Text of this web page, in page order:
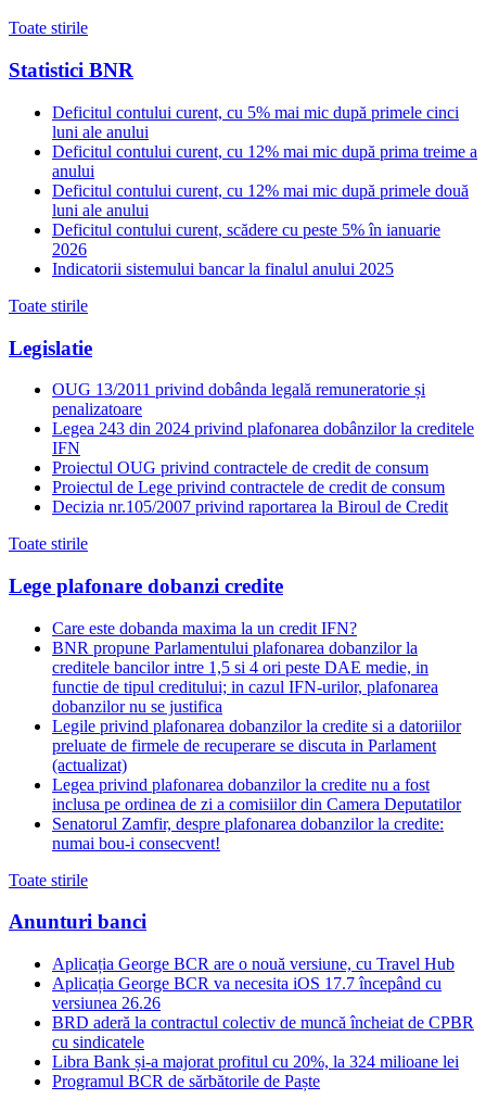
Toate stirile
Statistici BNR
Deficitul contului curent, cu 5% mai mic după primele cinci
luni ale anului
Deficitul contului curent, cu 12% mai mic după prima treime a
anului
Deficitul contului curent, cu 12% mai mic după primele două
luni ale anului
Deficitul contului curent, scădere cu peste 5% în ianuarie
2026
Indicatorii sistemului bancar la finalul anului 2025
Toate stirile
Legislatie
OUG 13/2011 privind dobânda legală remuneratorie și
penalizatoare
Legea 243 din 2024 privind plafonarea dobânzilor la creditele
IFN
Proiectul OUG privind contractele de credit de consum
Proiectul de Lege privind contractele de credit de consum
Decizia nr.105/2007 privind raportarea la Biroul de Credit
Toate stirile
Lege plafonare dobanzi credite
Care este dobanda maxima la un credit IFN?
BNR propune Parlamentului plafonarea dobanzilor la
creditele bancilor intre 1,5 si 4 ori peste DAE medie, in
functie de tipul creditului; in cazul IFN-urilor, plafonarea
dobanzilor nu se justifica
Legile privind plafonarea dobanzilor la credite si a datoriilor
preluate de firmele de recuperare se discuta in Parlament
(actualizat)
Legea privind plafonarea dobanzilor la credite nu a fost
inclusa pe ordinea de zi a comisiilor din Camera Deputatilor
Senatorul Zamfir, despre plafonarea dobanzilor la credite:
numai bou-i consecvent!
Toate stirile
Anunturi banci
Aplicația George BCR are o nouă versiune, cu Travel Hub
Aplicația George BCR va necesita iOS 17.7 începând cu
versiunea 26.26
BRD aderă la contractul colectiv de muncă încheiat de CPBR
cu sindicatele
Libra Bank și-a majorat profitul cu 20%, la 324 milioane lei
Programul BCR de sărbătorile de Paște